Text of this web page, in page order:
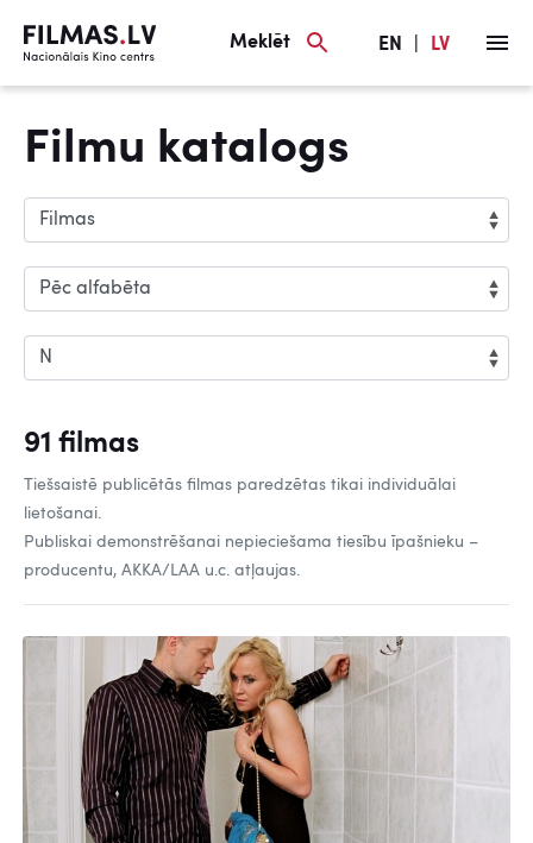
Meklēt EN LV
Filmu katalogs
91 filmas
Tiešsaistē publicētās filmas paredzētas tikai individuālai
lietošanai.
Publiskai demonstrēšanai nepieciešama tiesību īpašnieku –
producentu, AKKA/LAA u.c. atļaujas.